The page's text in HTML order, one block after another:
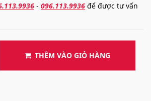
- 096.113.9936 để được tư vấn
THÊM VÀO GIỎ HÀNG